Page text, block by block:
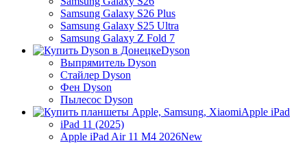
Samsung Galaxy S26 Plus
Samsung Galaxy S25 Ultra
Samsung Galaxy Z Fold 7
Dyson
Выпрямитель Dyson
Стайлер Dyson
Фен Dyson
Пылесос Dyson
Apple iPad
iPad 11 (2025)
Apple iPad Air 11 M4 2026New